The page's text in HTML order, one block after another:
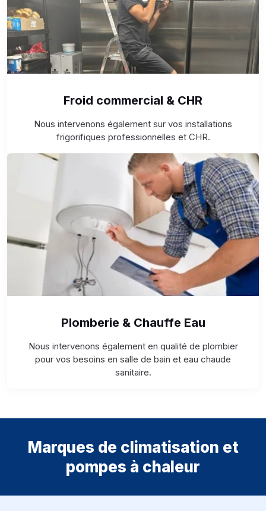
Froid commercial & CHR
Nous intervenons également sur vos installations
frigorifiques professionnelles et CHR.
Plomberie & Chauffe Eau
Nous intervenons également en qualité de plombier
pour vos besoins en salle de bain et eau chaude
sanitaire.
Marques de climatisation et
pompes à chaleur